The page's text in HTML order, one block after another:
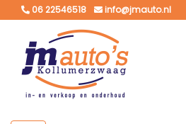
06 22546518 info@jmauto.nl